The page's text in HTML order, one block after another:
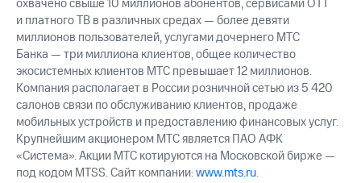
охвачено свыше 10 миллионов абонентов, сервисами OTT
и платного ТВ в различных средах — более девяти
миллионов пользователей, услугами дочернего МТС
Банка — три миллиона клиентов, общее количество
экосистемных клиентов МТС превышает 12 миллионов.
Компания располагает в России розничной сетью из 5 420
салонов связи по обслуживанию клиентов, продаже
мобильных устройств и предоставлению финансовых услуг.
Крупнейшим акционером МТС является ПАО АФК
«Система». Акции МТС котируются на Московской бирже —
под кодом MTSS. Сайт компании:www.mts.ru.